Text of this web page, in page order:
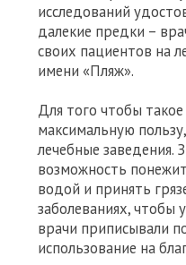
исследований
далекие предки –
своих пациентов на
имени «Пляж».
Для того чтобы
максимальную
лечебные заведения.
возможность
водой и принять
заболеваниях, чтобы
врачи приписывали
использование на